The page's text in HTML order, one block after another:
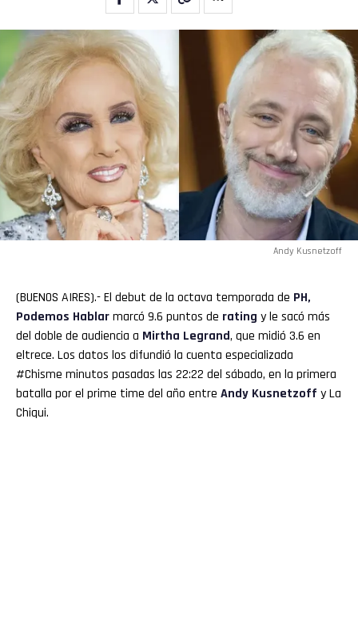
Andy Kusnetzoff
(BUENOS AIRES).- El debut de la octava temporada de PH,
Podemos Hablarmarcó 9.6 puntos de rating y le sacó más
del doble de audiencia a Mirtha Legrand, que midió 3.6 en
eltrece. Los datos los difundió la cuenta especializada
#Chisme minutos pasadas las 22:22 del sábado, en la primera
batalla por el prime time del año entre Andy Kusnetzoff y La
Chiqui.